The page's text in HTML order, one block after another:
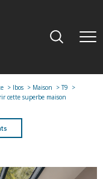
Ibos Maison
T9
cette superbe maison